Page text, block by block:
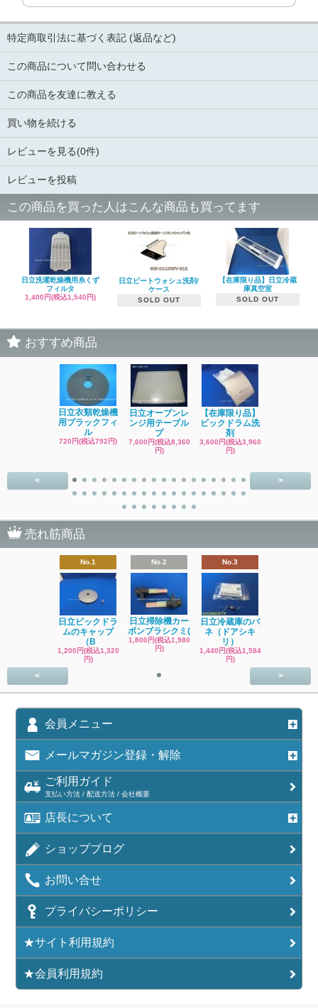
特定商取引法に基づく表記 (返品など)
この商品について問い合わせる
この商品を友達に教える
買い物を続ける
レビューを見る(0件)
レビューを投稿
この商品を買った人はこんな商品も買ってます
日立洗濯乾燥機用糸くず
フィルタ
1,400円(税込1,540円)
日立ビートウォシュ洗剤/
ケース
SOLD OUT
【在庫限り品】日立冷蔵
庫真空室
SOLD OUT
おすすめ商品
日立衣類乾燥機
用ブラックフィ
ル
720円(税込792円)
日立オーブンレ
ンジ用テーブル
プ
7,600円(税込8,360
円)
【在庫限り品】
ビックドラム洗
剤
3,600円(税込3,960
円)
< >
売れ筋商品
No.1
日立ビックドラ
ムのキャップ
（B
1,200円(税込1,320
円)
No.2
日立掃除機カー
ボンブラシクミ(
1,800円(税込1,980
円)
No.3
日立冷蔵庫のバ
ネ（ドアシキ
リ）
1,440円(税込1,584
円)
< >
会員メニュー
メールマガジン登録・解除
ご利用ガイド
支払い方法 / 配送方法 / 会社概要
店長について
ショップブログ
お問い合せ
プライバシーポリシー
★サイト利用規約
★会員利用規約